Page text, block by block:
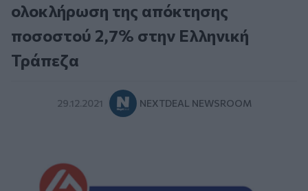
ολοκλήρωση της απόκτησης
ποσοστού 2,7% στην Ελληνική
Τράπεζα
29.12.2021 NEXTDEAL NEWSROOM